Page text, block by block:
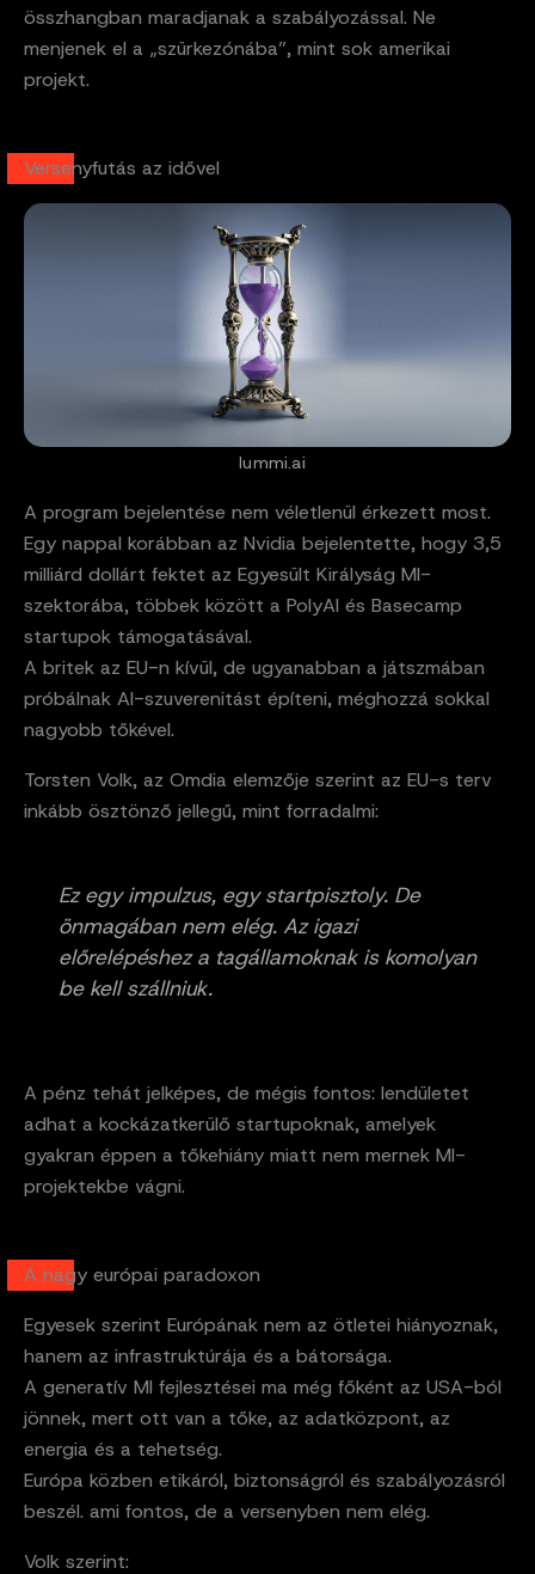
összhangban maradjanak a szabályozással. Ne
menjenek el a „szürkezónába”, mint sok amerikai
projekt.
Versenyfutás az idővel
lummi.ai
A program bejelentése nem véletlenül érkezett most.
Egy nappal korábban az Nvidia bejelentette, hogy 3,5
milliárd dollárt fektet az Egyesült Királyság MI-
szektorába, többek között a PolyAI és Basecamp
startupok támogatásával.
A britek az EU-n kívül, de ugyanabban a játszmában
próbálnak AI-szuverenitást építeni, méghozzá sokkal
nagyobb tőkével.
Torsten Volk, az Omdia elemzője szerint az EU-s terv
inkább ösztönző jellegű, mint forradalmi:
Ez egy impulzus, egy startpisztoly. De
önmagában nem elég. Az igazi
előrelépéshez a tagállamoknak is komolyan
be kell szállniuk.
A pénz tehát jelképes, de mégis fontos: lendületet
adhat a kockázatkerülő startupoknak, amelyek
gyakran éppen a tőkehiány miatt nem mernek MI-
projektekbe vágni.
A nagy európai paradoxon
Egyesek szerint Európának nem az ötletei hiányoznak,
hanem az infrastruktúrája és a bátorsága.
A generatív MI fejlesztései ma még főként az USA-ból
jönnek, mert ott van a tőke, az adatközpont, az
energia és a tehetség.
Európa közben etikáról, biztonságról és szabályozásról
beszél. ami fontos, de a versenyben nem elég.
Volk szerint: